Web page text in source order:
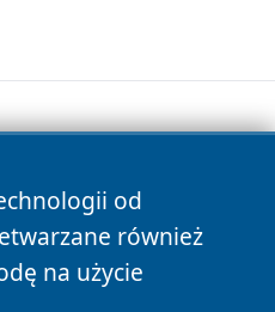
od
również
na użycie